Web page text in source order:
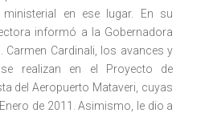
en ese lugar. En su
informó a la Gobernadora
Carmen Cardinali, los avances y
realizan en el Proyecto de
del Aeropuerto Mataveri, cuyas
de 2011. Asimismo, le dio a